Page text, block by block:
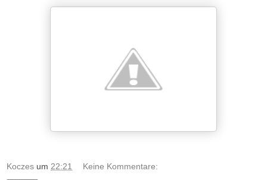
Koczes um 22:21 Keine Kommentare: